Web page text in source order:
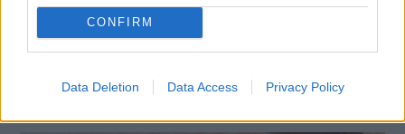
CONFIRM
Data Deletion Data Access Privacy Policy